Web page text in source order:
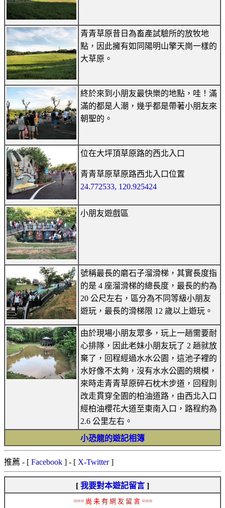
青青草原昔日為畜產試驗所的放牧地
點，因此擁有如同陽明山擎天崗一樣的
大草原。
終於來到小朋友最快樂的地點，哇！滿
滿的都是人潮，幾乎都是帶著小朋友來
朝聖的。
位在大坪頂草原路的西北入口
青青草原草原路西北入口位置
24.772533, 120.925424
小朋友遊戲區
號稱最長的磨石子溜滑梯，其實長度指
的是 4 座溜滑梯的總長度，最長的約為
20 公尺左右，區分為不同等級小朋友
遊玩，最長的滑梯限 12 歲以上遊玩。
由於現場小朋友眾多，玩上一趟需要耐
心排隊，因此老妹小朋友玩了 2 趟就放
棄了，回程經過水水公園，這池子裡的
水好像不太夠，沒有水水公園的規模，
來時走青青草原碎石枕木步道，回程則
改走貫穿全園的柏油道路，由西北入口
經柏油櫻花大道至東南入口，路程約為
2.6 公里左右。
小恐龍的遊記相簿
推薦 - [ Facebook ] - [ X-Twitter]
[ 我要對本遊記留言 ]
=== 尚 未 有 網 友 留 言 ===